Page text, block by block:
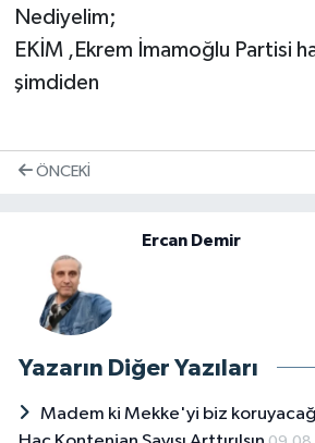
Nediyelim;
EKİM ,Ekrem İmamoğlu Partisi
şimdiden
ÖNCEKI
Ercan Demir
Yazarın Diğer Yazıları
Madem ki Mekke'yi biz